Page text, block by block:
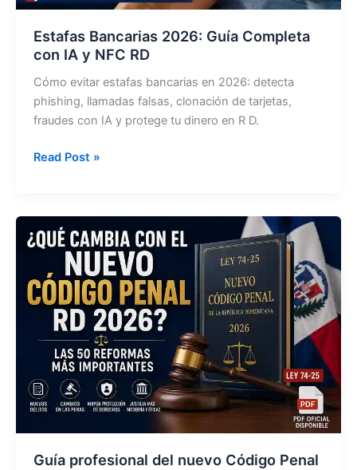
Estafas Bancarias 2026: Guía Completa
con IA y NFC RD
Cómo evitar estafas bancarias en 2026: detecta
phishing, llamadas falsas, clonación de tarjetas,
fraudes con IA y protege tu dinero en R D.
Estafas
Guía
Completa
con
y
NFC
Read Post »
Guía profesional del nuevo Código Penal